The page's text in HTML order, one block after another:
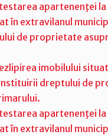
apartenenţei
în extravilanul
de proprietate
imobilului
dreptului de
apartenenţei
în extravilanul